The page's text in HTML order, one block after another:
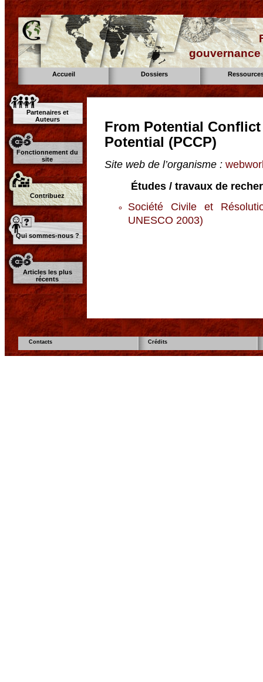
Accueil Dossiers
Partenaires et
Auteurs
Fonctionnement du
site
Contribuez
Qui sommes-nous ?
Articles les plus
récents
From Potential
Potential (PCCP)
Site web de l’organisme :
Études / travaux de
Société Civile et
UNESCO 2003)
Contacts Crédits